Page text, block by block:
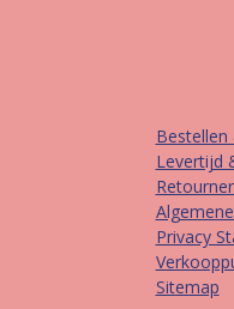
Bestellen
Levertijd
Privacy
Sitemap